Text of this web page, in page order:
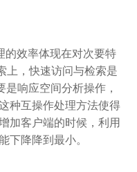
的效率体现在对次要特
上，快速访问与检索是
响应空间分析操作，
种互操作处理方法使得
加客户端的时候，利用
下降降到最小。